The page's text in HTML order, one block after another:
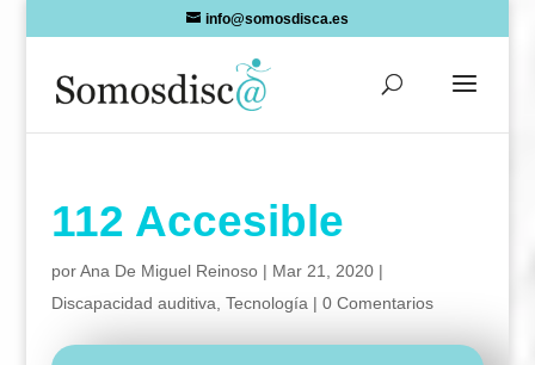
info@somosdisca.es
112 Accesible
porAna De Miguel Reinoso| Mar 21, 2020|
Discapacidad auditiva Tecnología | 0 Comentarios